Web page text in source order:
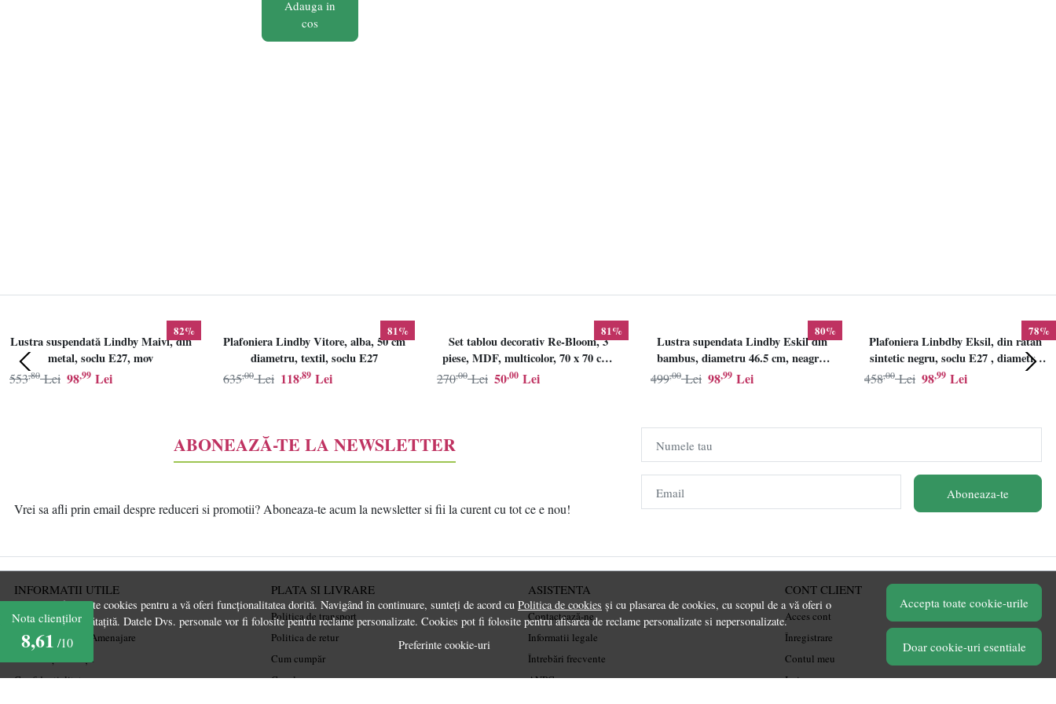
Adauga in
cos
Acest site folosește cookies pentru a vă oferi funcționalitatea dorită. Navigând în continuare, sunteți de acord cu Politica de cookies și cu plasarea de cookies, cu scopul de a vă oferi o
experiență îmbunătațită. Datele Dvs. personale vor fi folosite pentru reclame personalizate. Cookies pot fi folosite pentru afisarea de reclame personalizate si nepersonalizate.
Preferinte cookie-uri
Accepta toate cookie-urile
Doar cookie-uri esentiale
82%
Lustra suspendată Lindby Maivi, din
metal, soclu E27, mov
98,99 Lei
553,80 Lei
81%
Plafoniera Lindby Vitore, alba, 50 cm
diametru, textil, soclu E27
118,89 Lei
635,00 Lei
81%
Set tablou decorativ Re-Bloom, 3
piese, MDF, multicolor, 70 x 70 cm,
Resigilat, Grad B
50,00 Lei
270,00 Lei
80%
Lustra supendata Lindby Eskil din
bambus, diametru 46.5 cm, neagra,
E27
98,99 Lei
499,00 Lei
78%
Plafoniera Linbdby Eksil, din ratan
sintetic negru, soclu E27 , diametru
46.5cm, LINDBY
98,99 Lei
458,00 Lei
ABONEAZĂ-TE LA NEWSLETTER
Vrei sa afli prin email despre reduceri si promotii? Aboneaza-te acum la newsletter si fii la curent cu tot ce e nou!
Numele tau
Email Aboneaza-te
INFORMATII UTILE
Despre noi
Ghiduri și Idei de Amenajare
Termeni și condiții
Confidențialitate
PLATA SI LIVRARE
Politica de transport
Politica de retur
Cum cumpăr
Coșul meu
ASISTENTA
Contactează-ne
Informatii legale
Întrebări frecvente
ANPC
CONT CLIENT
Acces cont
Înregistrare
Contul meu
Ieșire
Nota clienților
8,61 /10